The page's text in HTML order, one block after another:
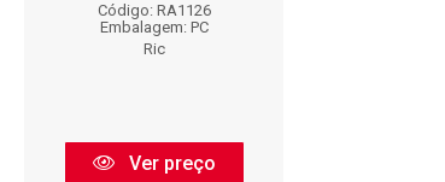
Código: RA1126
Embalagem: PC
Ric
Ver preço